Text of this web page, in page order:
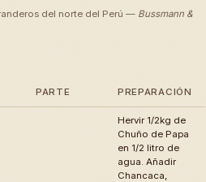
del norte del Perú — Bussmann &
PARTE PREPARACIÓN
Hervir 1/2kg de
Chuño de Papa
en 1/2 litro de
agua. Añadir
Chancaca,